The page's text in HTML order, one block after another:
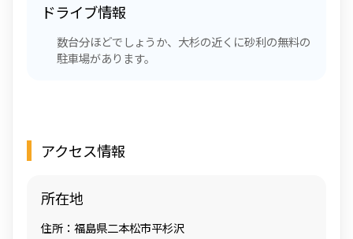
ドライブ情報
数台分ほどでしょうか、大杉の近くに砂利の無料の
駐車場があります。
アクセス情報
所在地
住所：福島県二本松市平杉沢